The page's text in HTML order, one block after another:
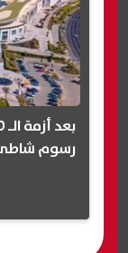
رسوم شاطئ